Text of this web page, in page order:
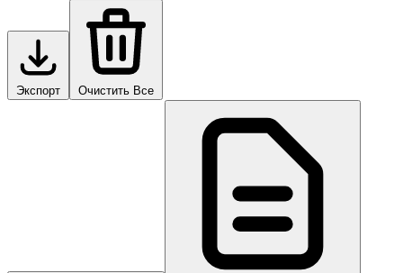
Экспорт Очистить Все